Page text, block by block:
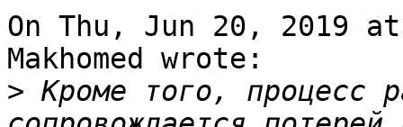
On Thu, Jun 20, 2019 at
Makhomed wrote:
> Кроме того, процесс